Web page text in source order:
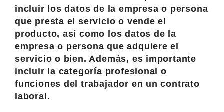
incluir los datos de la empresa o persona
que presta el servicio o vende el
producto, así como los datos de la
empresa o persona que adquiere el
servicio o bien. Además, es importante
incluir la categoría profesional o
funciones del trabajador en un contrato
laboral.